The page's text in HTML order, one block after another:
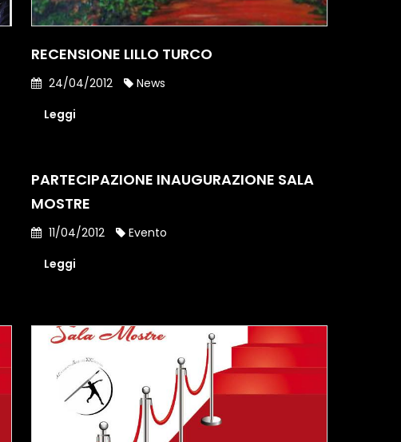
RECENSIONE LILLO TURCO
24/04/2012
News
Leggi
PARTECIPAZIONE INAUGURAZIONE SALA
MOSTRE
11/04/2012
Evento
Leggi